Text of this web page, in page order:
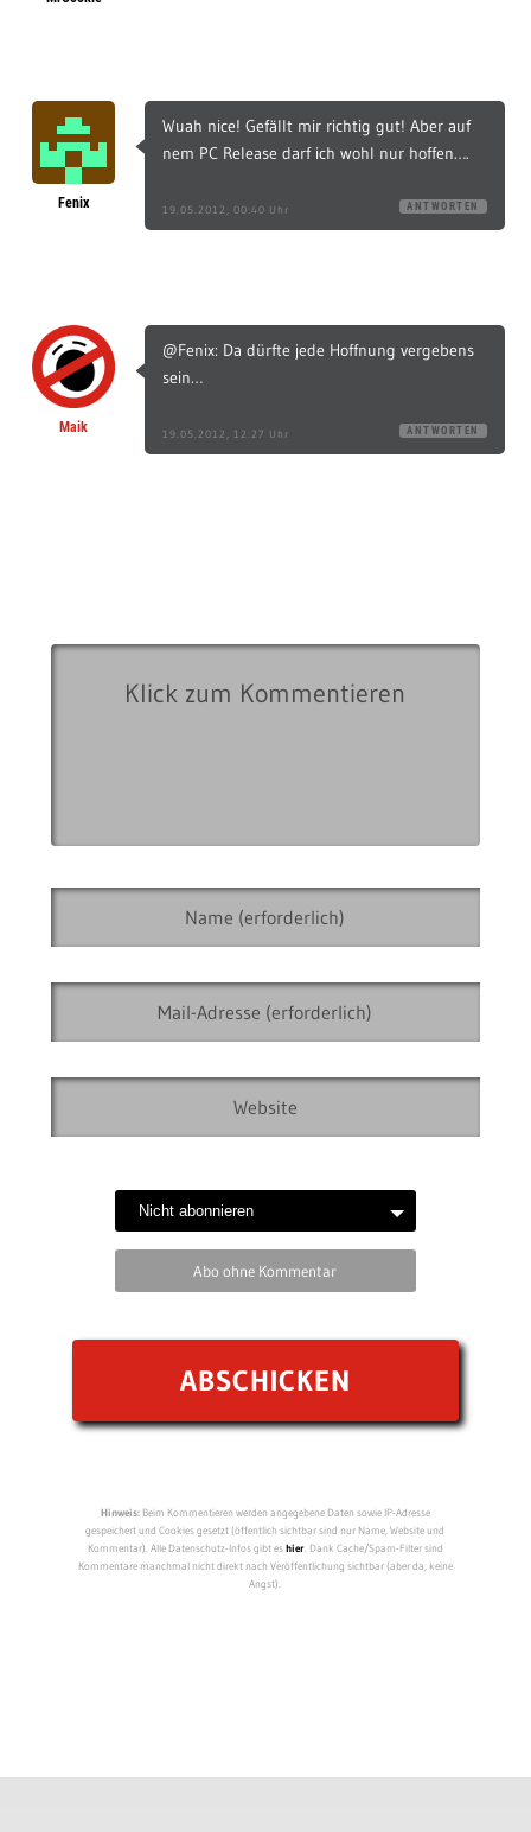
Fenix
Wuah nice! Gefällt mir richtig gut! Aber auf
nem PC Release darf ich wohl nur hoffen….
19.05.2012, 00:40 Uhr ANTWORTEN
Maik
@Fenix: Da dürfte jede Hoffnung vergebens
sein…
19.05.2012, 12:27 Uhr ANTWORTEN
Abo ohne Kommentar
Hinweis:Beim Kommentieren werden angegebene Daten sowie IP-Adresse
gespeichert und Cookies gesetzt (öffentlich sichtbar sind nur Name, Website und
Kommentar). Alle Datenschutz-Infos gibt eshier. Dank Cache/Spam-Filter sind
Kommentare manchmal nicht direkt nach Veröffentlichung sichtbar (aber da, keine
Angst).